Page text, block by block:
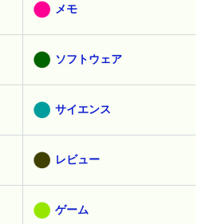
メモ
ソフトウェア
サイエンス
レビュー
ゲーム